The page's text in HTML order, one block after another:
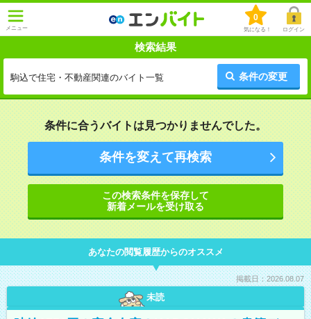
メニュー
0
気になる！ ログイン
検索結果
駒込で住宅・不動産関連のバイト一覧 条件の変更
条件に合うバイトは見つかりませんでした。
条件を変えて再検索
この検索条件を保存して
新着メールを受け取る
あなたの閲覧履歴からのオススメ
掲載日：2026.08.07
未読